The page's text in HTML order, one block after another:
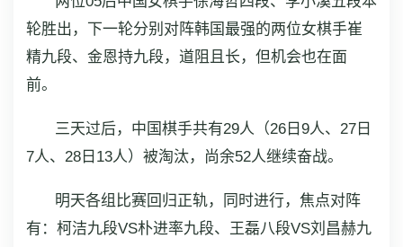
轮胜出，下一轮分别对阵韩国最强的两位女棋手崔
精九段、金恩持九段，道阻且长，但机会也在面
前。
三天过后，中国棋手共有29人（26日9人、27日
7人、28日13人）被淘汰，尚余52人继续奋战。
明天各组比赛回归正轨，同时进行，焦点对阵
有：柯洁九段VS朴进率九段、王磊八段VS刘昌赫九